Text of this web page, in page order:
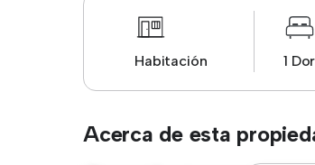
Habitación 1
Acerca de esta